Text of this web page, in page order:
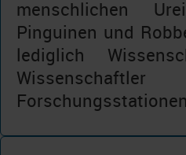
menschlichen
Pinguinen und
lediglich